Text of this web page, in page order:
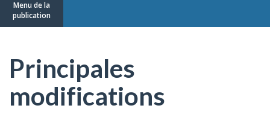
santé
Menu de la
publication
Principales
modifications